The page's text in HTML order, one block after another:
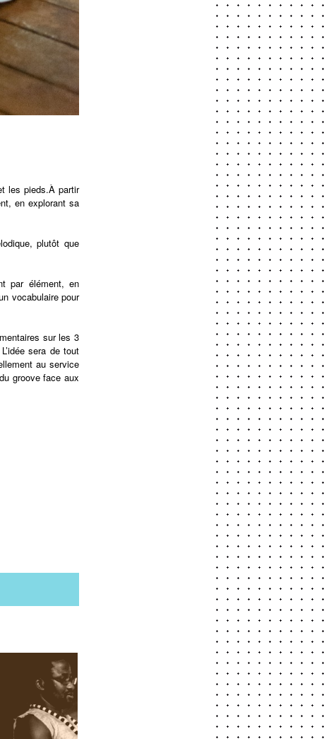
les pieds.À partir
en explorant sa
plutôt que
par élément, en
vocabulaire pour
sur les 3
sera de tout
au service
groove face aux